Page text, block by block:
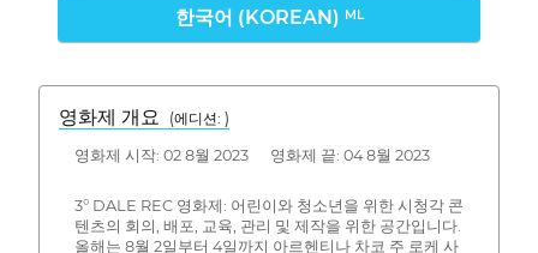
한국어 (KOREAN) ML
영화제 개요 (에디션: )
영화제 시작: 02 8월 2023 영화제 끝: 04 8월 2023
3° DALE REC 영화제: 어린이와 청소년을 위한 시청각 콘
텐츠의 회의, 배포, 교육, 관리 및 제작을 위한 공간입니다.
올해는 8월 2일부터 4일까지 아르헨티나 차코 주 로케 사